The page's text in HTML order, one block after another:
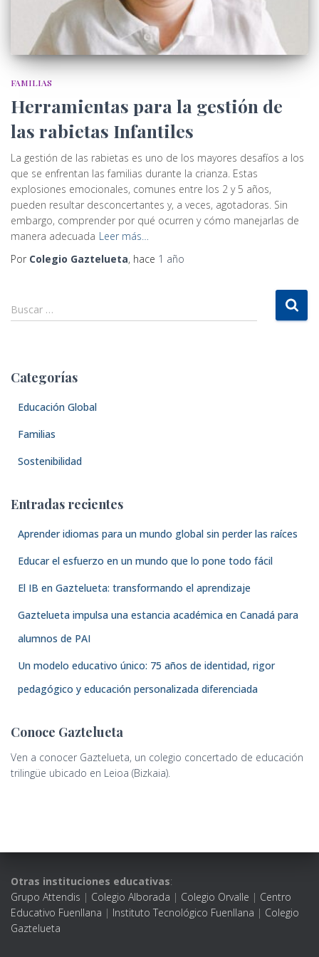
FAMILIAS
Herramientas para la gestión de
las rabietas Infantiles
La gestión de las rabietas es uno de los mayores desafíos a los
que se enfrentan las familias durante la crianza. Estas
explosiones emocionales, comunes entre los 2 y 5 años,
pueden resultar desconcertantes y, a veces, agotadoras. Sin
embargo, comprender por qué ocurren y cómo manejarlas de
manera adecuada Leer más…
Por Colegio Gaztelueta, hace 1 año
u
r
Buscar …
Categorías
Educación Global
Familias
Sostenibilidad
Entradas recientes
Aprender idiomas para un mundo global sin perder las raíces
Educar el esfuerzo en un mundo que lo pone todo fácil
El IB en Gaztelueta: transformando el aprendizaje
Gaztelueta impulsa una estancia académica en Canadá para
alumnos de PAI
Un modelo educativo único: 75 años de identidad, rigor
pedagógico y educación personalizada diferenciada
Conoce Gaztelueta
Ven a conocer Gaztelueta, un colegio concertado de educación
trilingüe ubicado en Leioa (Bizkaia).
Otras instituciones educativas:
Grupo Attendis | Colegio Alborada | Colegio Orvalle | Centro
Educativo Fuenllana | Instituto Tecnológico Fuenllana | Colegio
Gaztelueta